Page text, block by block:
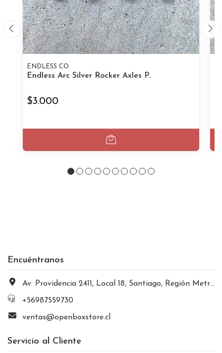
ENDLESS CO.
Endless Arc Silver Rocker Axles P..
$3.000
Encuéntranos
Av. Providencia 2411, Local 18, Santiago, Región Metropolitana, Chile
+56987559730
ventas@openboxstore.cl
Servicio al Cliente